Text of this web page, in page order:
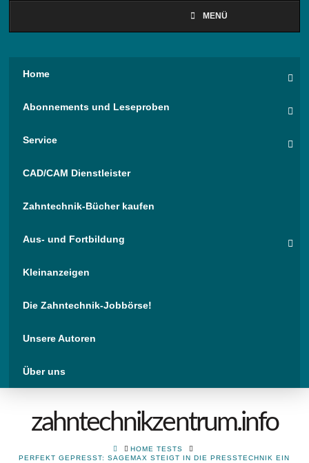
MENÜ
Home
Abonnements und Leseproben
Service
CAD/CAM Dienstleister
Zahntechnik-Bücher kaufen
Aus- und Fortbildung
Kleinanzeigen
Die Zahntechnik-Jobbörse!
Unsere Autoren
Über uns
zahntechnikzentrum.info
HOMEHOME TESTS
PERFEKT GEPRESST: SAGEMAX STEIGT IN DIE PRESSTECHNIK EIN